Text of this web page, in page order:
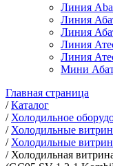
Линия
Линия
Линия
Линия
Линия
Мини Абат
Главная страница
/Каталог
/ Холодильное
/ Холодильные
/ Холодильные
/ Холодильная